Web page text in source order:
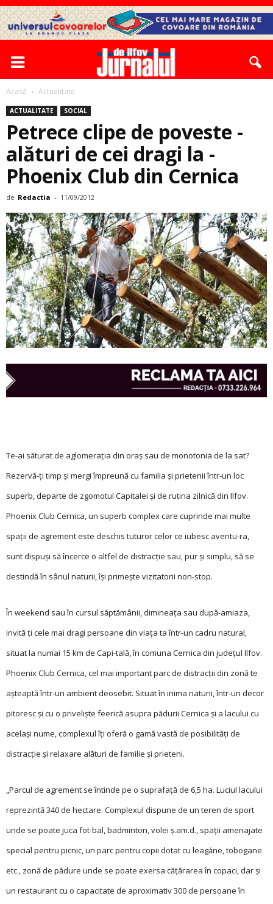
Acasă Actualitate
ACTUALITATE SOCIAL
Petrece clipe de poveste ­
alături de cei dragi la ­
Phoenix Club din Cernica
de Redactia - 11/09/2012
Te-ai săturat de aglomerația din oraș sau de monotonia de la sat?
Rezervă-ți timp și mergi împreună cu familia și prietenii într-un loc
superb, departe de zgomotul Capitalei și de rutina zilnică din Ilfov.
Phoenix Club Cernica, un superb complex care cuprinde mai multe
spații de agrement este deschis tuturor celor ce iubesc aventu-ra,
sunt dispuși să încerce o altfel de distracție sau, pur și simplu, să se
destindă în sânul naturii, își primește vizitatorii non-stop.
În weekend sau în cursul săptămânii, dimineața sau după-amiaza,
invită ți cele mai dragi persoane din viața ta într-un cadru natural,
situat la numai 15 km de Capi-tală, în comuna Cernica din județul Ilfov.
Phoenix Club Cernica, cel mai important parc de distracții din zonă te
așteaptă într-un ambient deosebit. Situat în inima naturii, într-un decor
pitoresc și cu o priveliște feerică asupra pădurii Cernica și a lacului cu
același nume, complexul îți oferă o gamă vastă de posibilități de
distracție și relaxare alături de familie și prieteni.
„Parcul de agrement se întinde pe o suprafață de 6,5 ha. Luciul lacului
reprezintă 340 de hectare. Complexul dispune de un teren de sport
unde se poate juca fot-bal, badminton, volei ș.am.d., spații amenajate
special pentru picnic, un parc pentru copii dotat cu leagăne, tobogane
etc., zonă de pădure unde se poate exersa cățărarea în copaci, dar și
un restaurant cu o capacitate de aproximativ 300 de persoane în